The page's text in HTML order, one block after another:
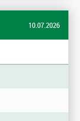
10.07.2026